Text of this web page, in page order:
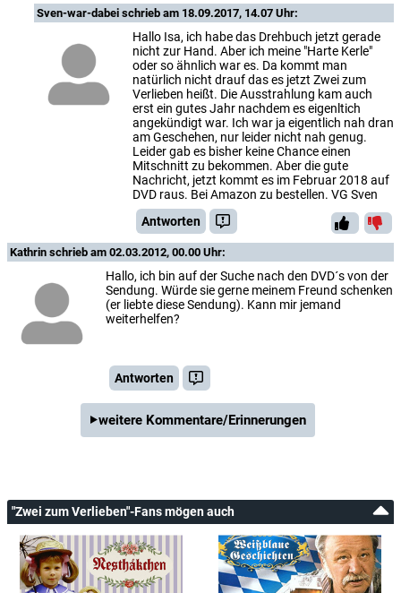
Sven-war-dabei schrieb am 18.09.2017, 14.07 Uhr:
Hallo Isa, ich habe das Drehbuch jetzt gerade
nicht zur Hand. Aber ich meine "Harte Kerle"
oder so ähnlich war es. Da kommt man
natürlich nicht drauf das es jetzt Zwei zum
Verlieben heißt. Die Ausstrahlung kam auch
erst ein gutes Jahr nachdem es eigenltich
angekündigt war. Ich war ja eigentlich nah dran
am Geschehen, nur leider nicht nah genug.
Leider gab es bisher keine Chance einen
Mitschnitt zu bekommen. Aber die gute
Nachricht, jetzt kommt es im Februar 2018 auf
DVD raus. Bei Amazon zu bestellen. VG Sven
Antworten
Kathrin schrieb am 02.03.2012, 00.00 Uhr:
Hallo, ich bin auf der Suche nach den DVD´s von der
Sendung. Würde sie gerne meinem Freund schenken
(er liebte diese Sendung). Kann mir jemand
weiterhelfen?
Antworten
weitere Kommentare/Erinnerungen
"Zwei zum Verlieben"-Fans mögen auch